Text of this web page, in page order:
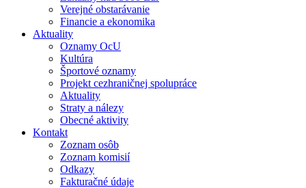
Verejné obstarávanie
Financie a ekonomika
Aktuality
Oznamy OcU
Kultúra
Športové oznamy
Projekt cezhraničnej spolupráce
Aktuality
Straty a nálezy
Obecné aktivity
Kontakt
Zoznam osôb
Zoznam komisií
Odkazy
Fakturačné údaje